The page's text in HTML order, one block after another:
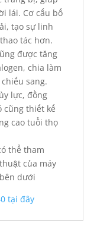
lái. Cơ cấu bố
tạo sự linh
tác hơn.
được tăng
chia làm
sang.
lực, đồng
cũng thiết kế
cao tuổi thọ
thể tham
của máy
dưới
tại đây